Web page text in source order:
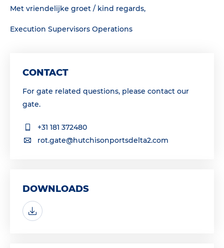
Met vriendelijke groet / kind regards,
Execution Supervisors Operations
CONTACT
For gate related questions, please contact our
gate.
+31 181 372480
rot.gate@hutchisonportsdelta2.com
DOWNLOADS